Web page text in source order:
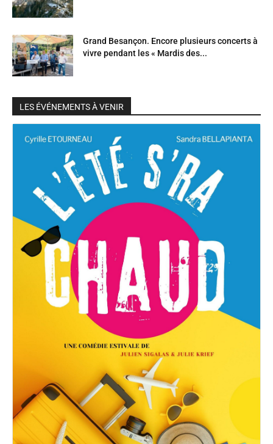
Grand Besançon. Encore plusieurs concerts à
vivre pendant les « Mardis des...
LES ÉVÉNEMENTS À VENIR